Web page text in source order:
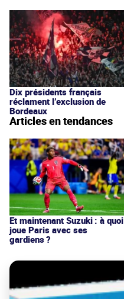
Dix présidents français
réclament l’exclusion de
Bordeaux
Articles en tendances
Et maintenant Suzuki : à quoi
joue Paris avec ses
gardiens ?